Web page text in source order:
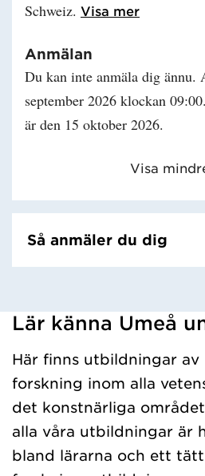
Visa
Schweiz. Visa merLäs mer
Anmälan
Du kan inte anmäla dig ännu.
september 2026 klockan
är den 15 oktober 2026.
Så anmäler du dig
Har hämtat kursochkurspaket.
Lär känna Umeå
Här finns utbildningar
forskning inom alla
det konstnärliga
alla våra utbildningar är
bland lärarna och ett tätt